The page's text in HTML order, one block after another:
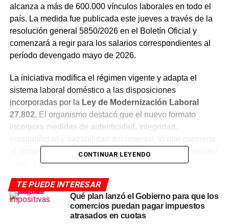
alcanza a más de 600.000 vínculos laborales en todo el
país. La medida fue publicada este jueves a través de la
resolución general 5850/2026 en el Boletín Oficial y
comenzará a regir para los salarios correspondientes al
período devengado mayo de 2026.
La iniciativa modifica el régimen vigente y adapta el
sistema laboral doméstico a las disposiciones
incorporadas por la Ley de Modernización Laboral
27.802.El organismo destacó que el nuevo formato
incorpora medidas de autenticidad, integridad,
al comprobante en un instrumento electrónico con validez
jurídica plena.
Qué cambia para empleadores y
empleadas
CONTINUAR LEYENDO
TE PUEDE INTERESAR
Qué plan lanzó el Gobierno para que los
comercios puedan pagar impuestos
atrasados en cuotas